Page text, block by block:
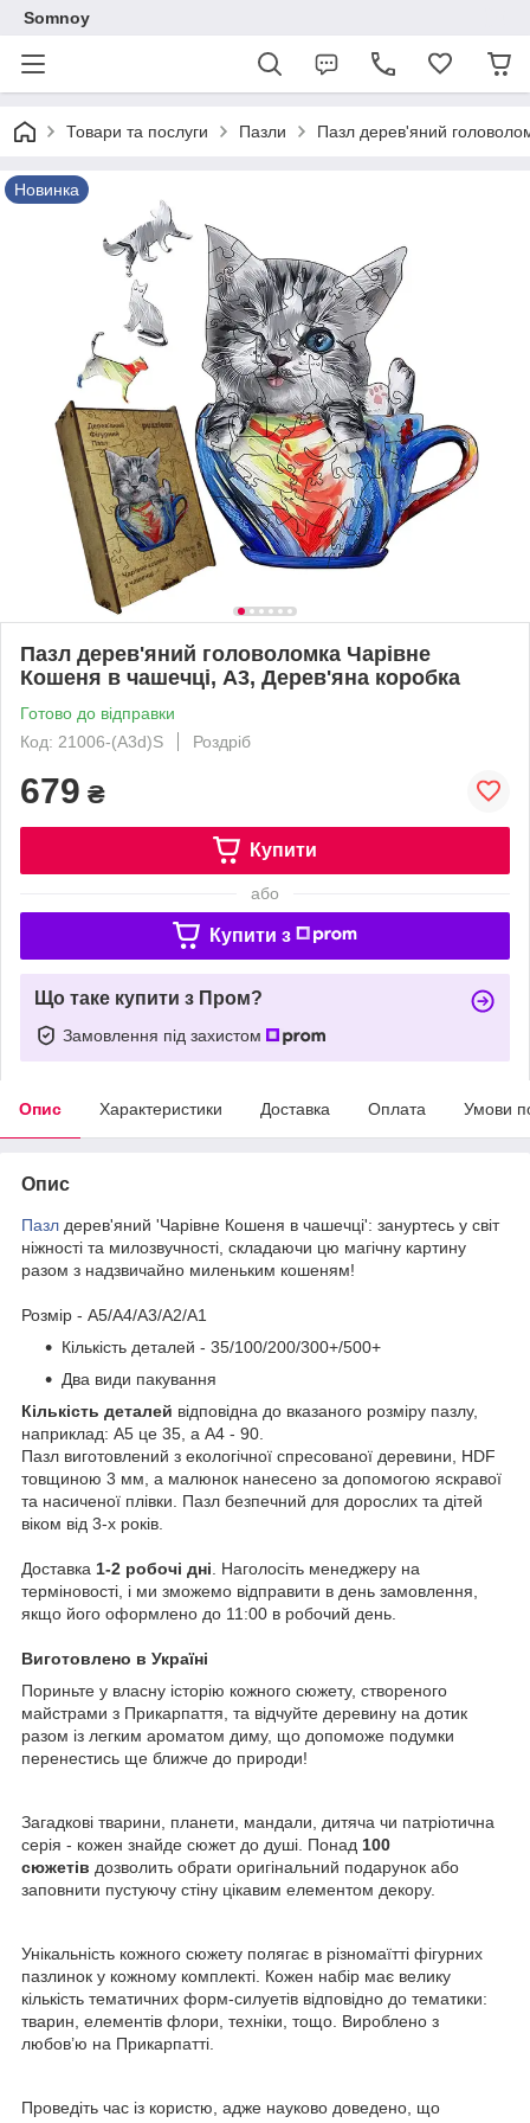
Somnoy
Товари та послуги Пазли Пазл дерев'яний
Новинка
Пазл дерев'яний головоломка Чарівне
Кошеня в чашечці, А3, Дерев'яна коробка
Готово до відправки
Код: 21006-(A3d)S
Роздріб
679 ₴
Купити
або
Купити з
Що таке купити з Пром?
Замовлення під захистом
Опис Характеристики Доставка Оплата Умови
Опис
Пазл дерев'яний 'Чарівне Кошеня в чашечці': зануртесь у світ
ніжності та милозвучності, складаючи цю магічну картину
разом з надзвичайно миленьким кошеням!
Розмір - A5/A4/A3/A2/A1
Кількість деталей - 35/100/200/300+/500+
Два види пакування
Кількість деталей відповідна до вказаного розміру пазлу,
наприклад: А5 це 35, а А4 - 90.
Пазл виготовлений з екологічної спресованої деревини, HDF
товщиною 3 мм, а малюнок нанесено за допомогою яскравої
та насиченої плівки. Пазл безпечний для дорослих та дітей
віком від 3-х років.
Доставка 1-2 робочі дні . Наголосіть менеджеру на
терміновості, і ми зможемо відправити в день замовлення,
якщо його оформлено до 11:00 в робочий день.
Виготовлено в Україні
Пориньте у власну історію кожного сюжету, створеного
майстрами з Прикарпаття, та відчуйте деревину на дотик
разом із легким ароматом диму, що допоможе подумки
перенестись ще ближче до природи!
Загадкові тварини, планети, мандали, дитяча чи патріотична
серія - кожен знайде сюжет до душі. Понад 100
сюжетів дозволить обрати оригінальний подарунок або
заповнити пустуючу стіну цікавим елементом декору.
Унікальність кожного сюжету полягає в різномаїтті фігурних
пазлинок у кожному комплекті. Кожен набір має велику
кількість тематичних форм-силуетів відповідно до тематики:
тварин, елементів флори, техніки, тощо. Вироблено з
любов’ю на Прикарпатті.
Проведіть час із користю, адже науково доведено, що